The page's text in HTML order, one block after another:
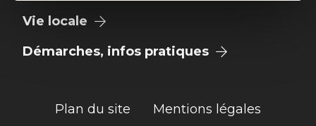
Vie locale
Démarches, infos pratiques
Plan du site Mentions légales